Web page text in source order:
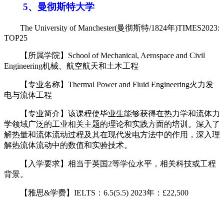
5、曼彻斯特大学
The University of Manchester(曼彻斯特/1824年)TIMES2023:
TOP25
【所属学院】School of Mechanical, Aerospace and Civil
Engineering机械、航空航天和土木工程
【专业名称】Thermal Power and Fluid Engineering火力发
电与流体工程
【专业简介】该课程使毕业生能够获得在热力学和流体力
学领域广泛的工业相关主题的理论和实践方面的培训。深入了
解热量和流体流动过程及其在现代发电方法中的作用，深入理
解热流体流动中的数值和实验技术。
【入学要求】相当于英国2等学位水平，相关科技或工程
背景。
【雅思&学费】IELTS：6.5(5.5) 2023年：£22,500